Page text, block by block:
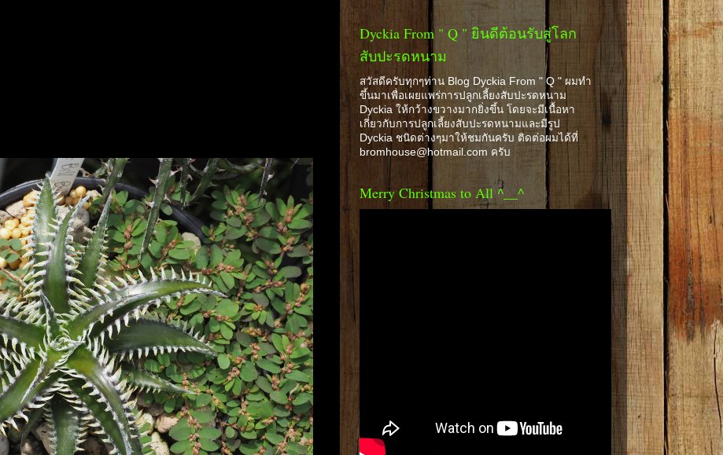
Dyckia From " Q " ยินดีต้อนรับสู่โลก
สับปะรดหนาม
สวัสดีครับทุกๆท่าน Blog Dyckia From " Q " ผมทำ
ขึ้นมาเพื่อเผยแพร่การปลูกเลี้ยงสับปะรดหนาม
Dyckia ให้กว้างขวางมากยิ่งขึ้น โดยจะมีเนื้อหา
เกี่ยวกับการปลูกเลี้ยงสับปะรดหนามและมีรูป
Dyckia ชนิดต่างๆมาให้ชมกันครับ ติดต่อผมได้ที่
bromhouse@hotmail.com ครับ
Merry Christmas to All ^__^